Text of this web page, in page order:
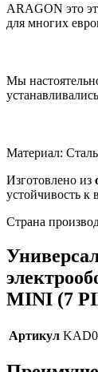
ARAGON это
для многих
Мы
Материал: Сталь
Изготовлено из
устойчивость к
Страна
MINI (7
Артикул